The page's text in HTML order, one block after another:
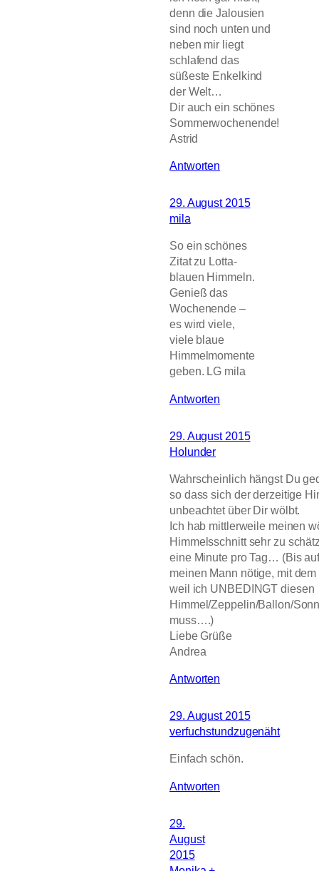
denn die Jalousien
sind noch unten und
neben mir liegt
schlafend das
süßeste Enkelkind
der Welt…
Dir auch ein schönes
Sommerwochenende!
Astrid
Antworten
29. August 2015
mila
So ein schönes
Zitat zu Lotta-
blauen Himmeln.
Genieß das
Wochenende –
es wird viele,
viele blaue
Himmelmomente
geben. LG mila
Antworten
29. August 2015
Holunder
Wahrscheinlich hängst Du
so dass sich der derzeitige
unbeachtet über Dir wölbt.
Ich hab mittlerweile meinen
Himmelsschnitt sehr zu
eine Minute pro Tag… (Bis
meinen Mann nötige, mit
weil ich UNBEDINGT diesen
Himmel/Zeppelin/Ballon/
muss….)
Liebe Grüße
Andrea
Antworten
29. August 2015
verfuchstundzugenäht
Einfach schön.
Antworten
29.
August
2015